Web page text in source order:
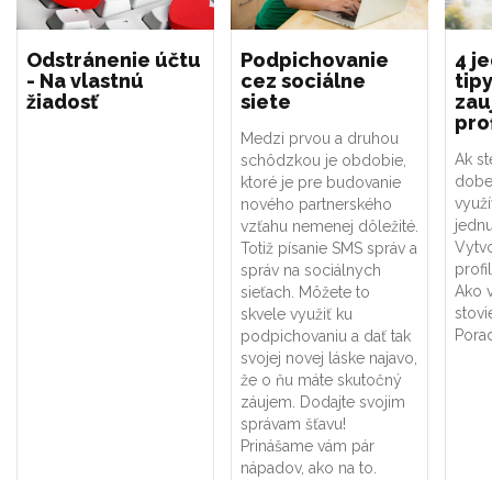
Odstránenie účtu
- Na vlastnú
žiadosť
Podpichovanie
cez sociálne
siete
Medzi prvou a druhou
schôdzkou je obdobie,
ktoré je pre budovanie
nového partnerského
vzťahu nemenej dôležité.
Totiž písanie SMS správ a
správ na sociálnych
sieťach. Môžete to
skvele využiť ku
podpichovaniu a dať tak
svojej novej láske najavo,
že o ňu máte skutočný
záujem. Dodajte svojim
správam šťavu!
Prinášame vám pár
nápadov, ako na to.
4
Ak
Ako